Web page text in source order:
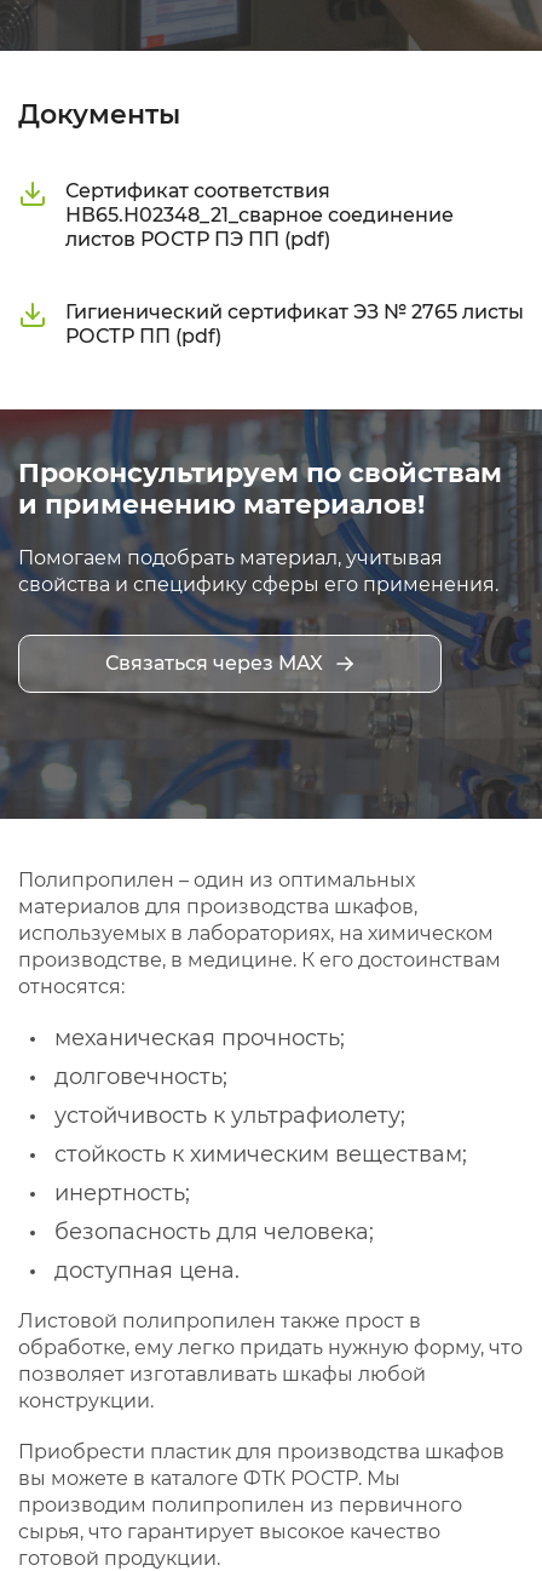
Документы
Сертификат соответствия
НВ65.Н02348_21_сварное соединение
листов РОСТР ПЭ ПП (pdf)
Гигиенический сертификат ЭЗ № 2765 листы
РОСТР ПП (pdf)
Проконсультируем по свойствам
и применению материалов!
Помогаем подобрать материал, учитывая
свойства и специфику сферы его применения.
Связаться через MAX
Полипропилен – один из оптимальных
материалов для производства шкафов,
используемых в лабораториях, на химическом
производстве, в медицине. К его достоинствам
относятся:
механическая прочность;
долговечность;
устойчивость к ультрафиолету;
стойкость к химическим веществам;
инертность;
безопасность для человека;
доступная цена.
Листовой полипропилен также прост в
обработке, ему легко придать нужную форму, что
позволяет изготавливать шкафы любой
конструкции.
Приобрести пластик для производства шкафов
вы можете в каталоге ФТК РОСТР. Мы
производим полипропилен из первичного
сырья, что гарантирует высокое качество
готовой продукции.